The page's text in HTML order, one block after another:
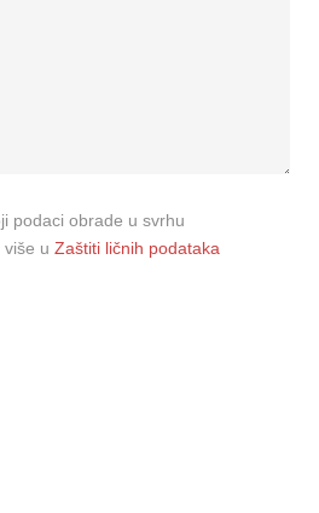
podaci obrade u svrhu
u Zaštiti ličnih podataka